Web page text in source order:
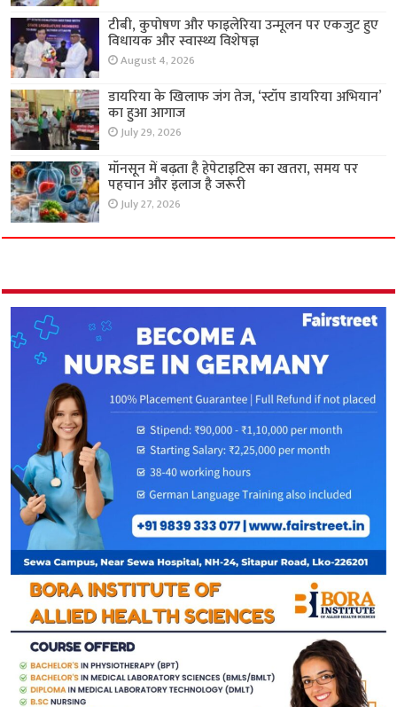
टीबी, कुपोषण और फाइलेरिया उन्मूलन पर एकजुट हुए
विधायक और स्वास्थ्य विशेषज्ञ
August 4, 2026
डायरिया के खिलाफ जंग तेज, ‘स्टॉप डायरिया अभियान’
का हुआ आगाज
July 29, 2026
मॉनसून में बढ़ता है हेपेटाइटिस का खतरा, समय पर
पहचान और इलाज है जरूरी
July 27, 2026